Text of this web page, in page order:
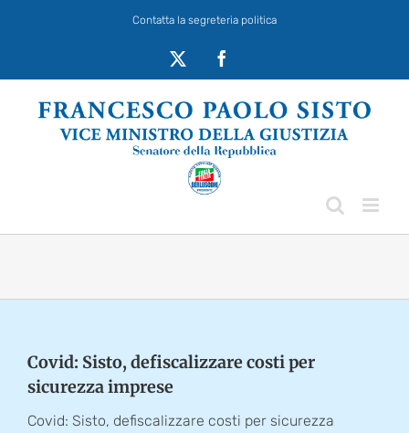
Contatta la segreteria politica
Covid: Sisto, defiscalizzare costi per
sicurezza imprese
Covid: Sisto, defiscalizzare costi per sicurezza